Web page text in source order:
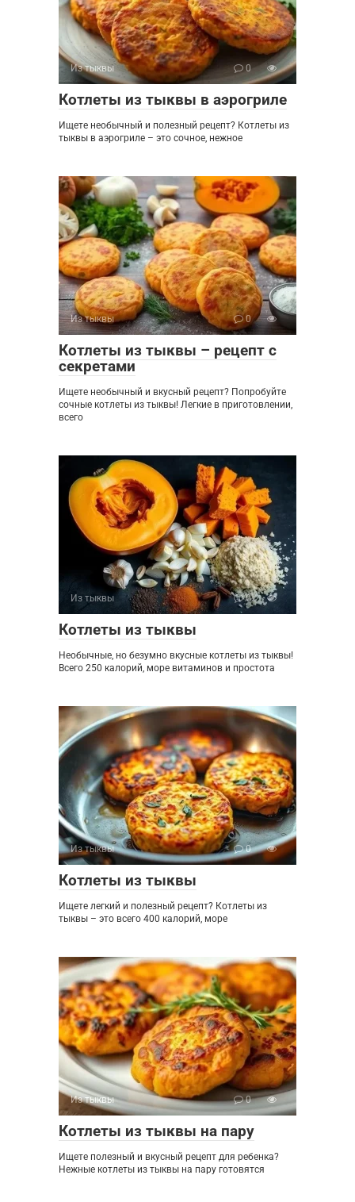
Из тыквы 0
Котлеты из тыквы в аэрогриле
Ищете необычный и полезный рецепт? Котлеты из
тыквы в аэрогриле – это сочное, нежное
Из тыквы 0
Котлеты из тыквы – рецепт с
секретами
Ищете необычный и вкусный рецепт? Попробуйте
сочные котлеты из тыквы! Легкие в приготовлении,
всего
Из тыквы 0
Котлеты из тыквы
Необычные, но безумно вкусные котлеты из тыквы!
Всего 250 калорий, море витаминов и простота
Из тыквы 0
Котлеты из тыквы
Ищете легкий и полезный рецепт? Котлеты из
тыквы – это всего 400 калорий, море
Из тыквы 0
Котлеты из тыквы на пару
Ищете полезный и вкусный рецепт для ребенка?
Нежные котлеты из тыквы на пару готовятся